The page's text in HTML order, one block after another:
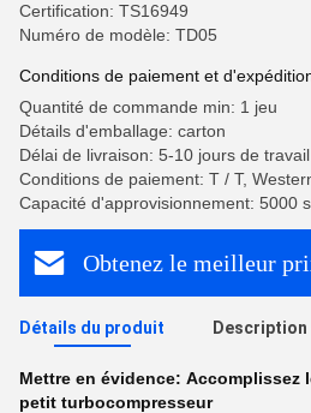
Certification: TS16949
Numéro de modèle: TD05
Conditions de paiement et
Quantité de commande min: 1 jeu
Détails d'emballage: carton
Délai de livraison: 5-10 jours de travail
Conditions de paiement: T / T,
Capacité d'approvisionnement: 5000
Obtenez le meilleur
Détails du produit
Mettre en évidence: Accomplissez
petit turbocompresseur